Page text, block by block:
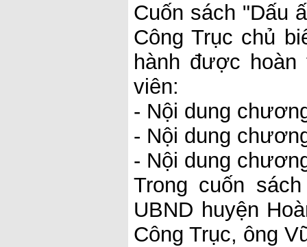
Cuốn sách "Dấu
Công Trục chủ
hành được
viên:
- Nội dung
- Nội dung
- Nội dung
Trong cuốn
UBND huyện
Công Trục, ông